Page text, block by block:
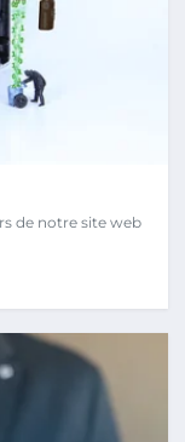
de notre site web